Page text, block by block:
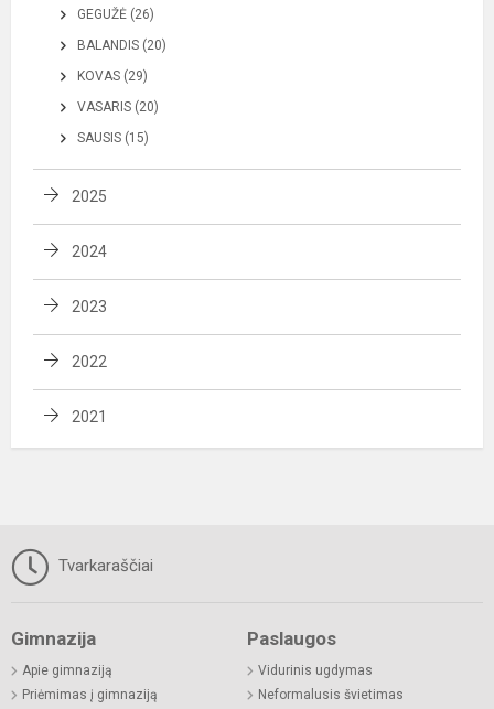
GEGUŽĖ (26)
BALANDIS (20)
KOVAS (29)
VASARIS (20)
SAUSIS (15)
2025
2024
2023
2022
2021
Tvarkaraščiai
Gimnazija
Apie gimnaziją
Priėmimas į gimnaziją
Paslaugos
Vidurinis ugdymas
Neformalusis švietimas